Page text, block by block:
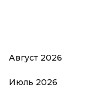
Август 2026
Июль 2026